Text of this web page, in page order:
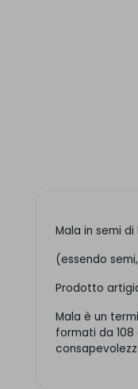
Mala in semi
(essendo
Prodotto
Mala è un
formati da